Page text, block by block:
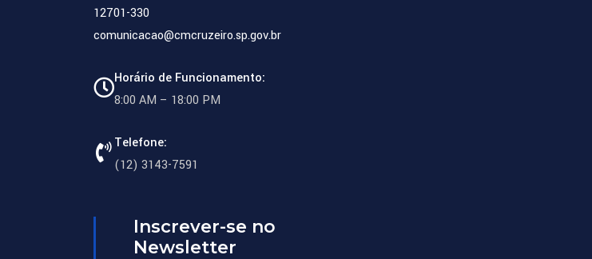
12701-330
comunicacao@cmcruzeiro.sp.gov.br
Horário de Funcionamento:
8:00 AM – 18:00 PM
Telefone:
(12) 3143-7591
Inscrever-se no
Newsletter